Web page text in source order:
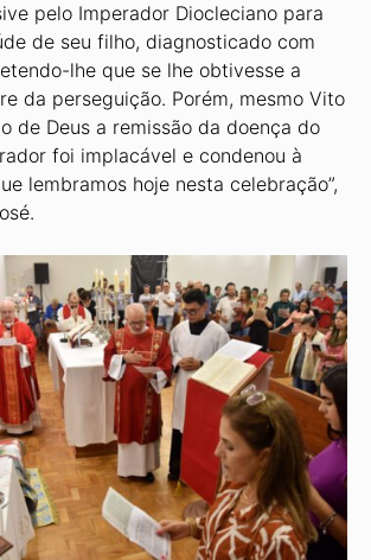
pelo Imperador Diocleciano para
de seu filho, diagnosticado com
lhe que se lhe obtivesse a
da perseguição. Porém, mesmo Vito
de Deus a remissão da doença do
foi implacável e condenou à
lembramos hoje nesta celebração”,